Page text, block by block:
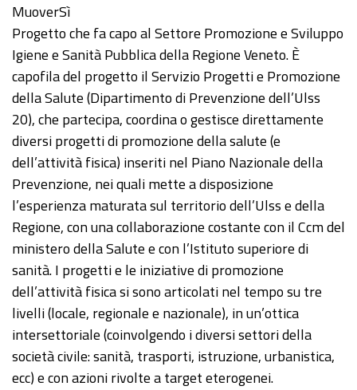
MuoverSì
Progetto che fa capo al Settore Promozione e Sviluppo
Igiene e Sanità Pubblica della Regione Veneto. È
capofila del progetto il Servizio Progetti e Promozione
della Salute (Dipartimento di Prevenzione dell’Ulss
20), che partecipa, coordina o gestisce direttamente
diversi progetti di promozione della salute (e
dell’attività fisica) inseriti nel Piano Nazionale della
Prevenzione, nei quali mette a disposizione
l’esperienza maturata sul territorio dell’Ulss e della
Regione, con una collaborazione costante con il Ccm del
ministero della Salute e con l’Istituto superiore di
sanità. I progetti e le iniziative di promozione
dell’attività fisica si sono articolati nel tempo su tre
livelli (locale, regionale e nazionale), in un’ottica
intersettoriale (coinvolgendo i diversi settori della
società civile: sanità, trasporti, istruzione, urbanistica,
ecc) e con azioni rivolte a target eterogenei.